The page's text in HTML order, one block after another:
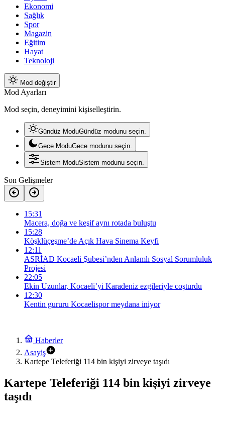
Ekonomi
Sağlık
Spor
Magazin
Eğitim
Hayat
Teknoloji
Mod değiştir
Mod Ayarları
Mod seçin, deneyimini kişiselleştirin.
Gündüz ModuGündüz modunu seçin.
Gece ModuGece modunu seçin.
Sistem ModuSistem modunu seçin.
Son Gelişmeler
15:31
Macera, doğa ve keşif aynı rotada buluştu
15:28
Köşklüçeşme’de Açık Hava Sinema Keyfi
12:11
ASRİAD Kocaeli Şubesi’nden Anlamlı Sosyal Sorumluluk
Projesi
22:05
Ekin Uzunlar, Kocaeli’yi Karadeniz ezgileriyle coşturdu
12:30
Kentin gururu Kocaelispor meydana iniyor
Haberler
Asayiş
Kartepe Teleferiği 114 bin kişiyi zirveye taşıdı
Kartepe Teleferiği 114 bin kişiyi zirveye
taşıdı